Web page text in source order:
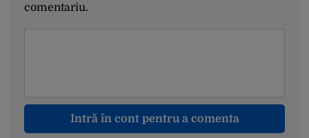
comentariu.
Intră în cont pentru a comenta